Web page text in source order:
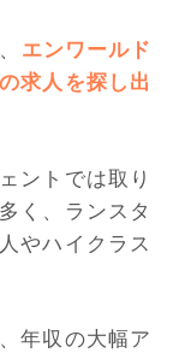
エンワールド
求人を探し出
ントでは取り
く、ランスタ
やハイクラス
年収の大幅ア